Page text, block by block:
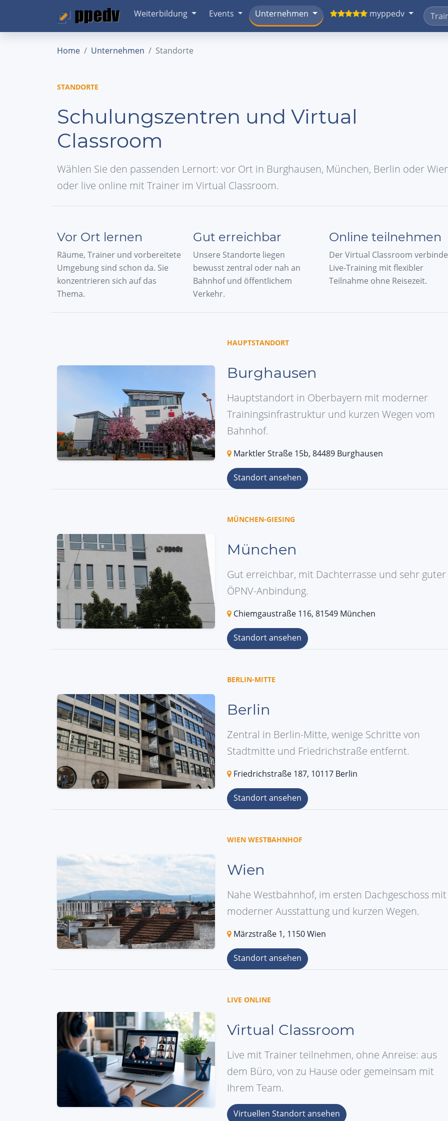
Weiterbildung Events Unternehmen myppedv
Home Unternehmen Standorte
STANDORTE
Schulungszentren und Virtual
Classroom
Wählen Sie den passenden Lernort: vor Ort in Burghausen, München, Berlin oder
oder live online mit Trainer im Virtual Classroom.
Vor Ort lernen
Räume, Trainer und vorbereitete
Umgebung sind schon da. Sie
konzentrieren sich auf das
Thema.
Gut erreichbar
Unsere Standorte liegen
bewusst zentral oder nah an
Bahnhof und öffentlichem
Verkehr.
Online teilnehmen
Der Virtual Classroom
Live-Training mit flexibler
Teilnahme ohne Reisezeit.
HAUPTSTANDORT
Burghausen
Hauptstandort in Oberbayern mit moderner
Trainingsinfrastruktur und kurzen Wegen vom
Bahnhof.
Marktler Straße 15b, 84489 Burghausen
Standort ansehen
MÜNCHEN-GIESING
München
Gut erreichbar, mit Dachterrasse und sehr guter
ÖPNV-Anbindung.
Chiemgaustraße 116, 81549 München
Standort ansehen
BERLIN-MITTE
Berlin
Zentral in Berlin-Mitte, wenige Schritte von
Stadtmitte und Friedrichstraße entfernt.
Friedrichstraße 187, 10117 Berlin
Standort ansehen
WIEN WESTBAHNHOF
Wien
Nahe Westbahnhof, im ersten Dachgeschoss mit
moderner Ausstattung und kurzen Wegen.
Märzstraße 1, 1150 Wien
Standort ansehen
LIVE ONLINE
Virtual Classroom
Live mit Trainer teilnehmen, ohne Anreise: aus
dem Büro, von zu Hause oder gemeinsam mit
Ihrem Team.
Virtuellen Standort ansehen